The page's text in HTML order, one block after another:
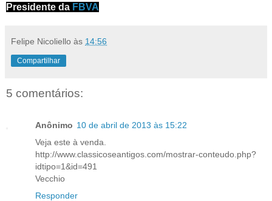
Presidente da FBVA
Felipe Nicoliello às 14:56
Compartilhar
5 comentários:
Anônimo 10 de abril de 2013 às 15:22
Veja este à venda.
http://www.classicoseantigos.com/mostrar-conteudo.php?
idtipo=1&id=491
Vecchio
Responder